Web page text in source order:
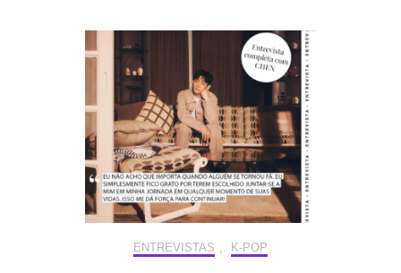
ENTREVISTAS K-POP